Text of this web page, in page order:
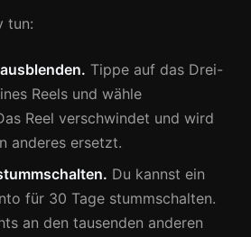
tun:
Tippe auf das Drei-
Reels und wähle
Reel verschwindet und wird
anderes ersetzt.
Du kannst ein
für 30 Tage stummschalten.
an den tausenden anderen